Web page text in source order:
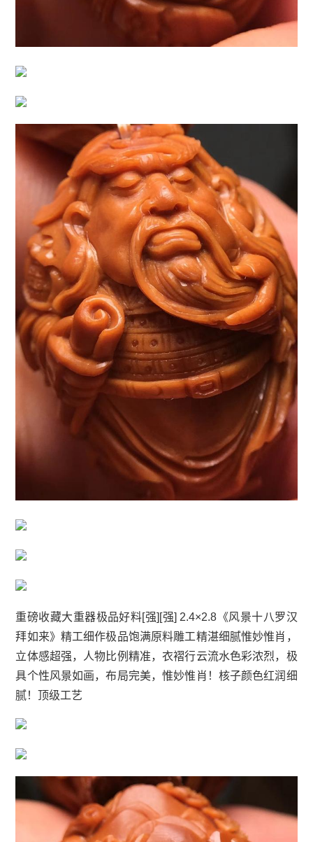
重磅收藏大重器极品好料[强][强] 2.4×2.8《风景十八罗汉
拜如来》精工细作极品饱满原料雕工精湛细腻惟妙惟肖，
立体感超强，人物比例精准，衣褶行云流水色彩浓烈，极
具个性风景如画，布局完美，惟妙惟肖！核子颜色红润细
腻！顶级工艺